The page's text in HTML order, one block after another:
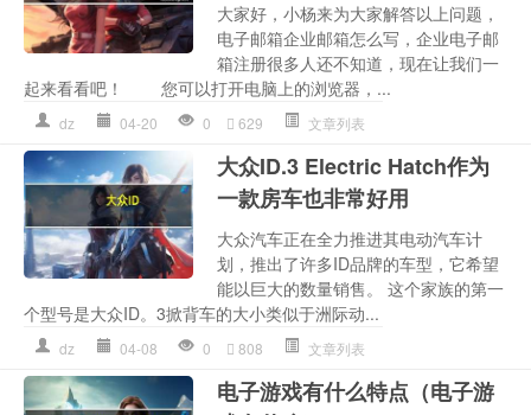
大家好，小杨来为大家解答以上问题，
电子邮箱企业邮箱怎么写，企业电子邮
箱注册很多人还不知道，现在让我们一
起来看看吧！ 您可以打开电脑上的浏览器，...
dz 04-20 0 629 文章列表
大众ID.3 Electric Hatch作为
一款房车也非常好用
大众汽车正在全力推进其电动汽车计
划，推出了许多ID品牌的车型，它希望
能以巨大的数量销售。 这个家族的第一
个型号是大众ID。3掀背车的大小类似于洲际动...
dz 04-08 0 808 文章列表
电子游戏有什么特点（电子游